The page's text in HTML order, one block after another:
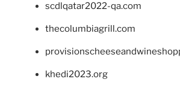
scdlqatar2022-qa.com
thecolumbiagrill.com
khedi2023.org